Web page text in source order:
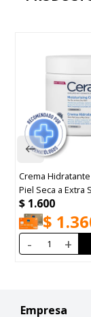
Crema
Piel Seca a Extra
$ 1.600
$
- +
Empresa